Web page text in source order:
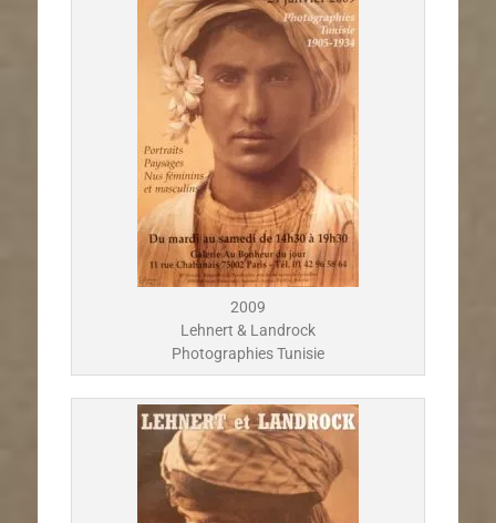
2009
Lehnert & Landrock
Photographies Tunisie